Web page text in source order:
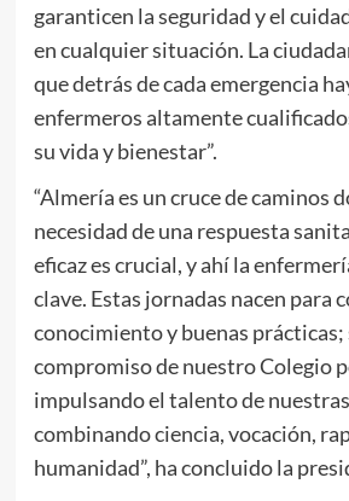
garanticen la seguridad y el
en cualquier situación. La
que detrás de cada emergencia
enfermeros altamente
su vida y bienestar”.
“Almería es un cruce de caminos
necesidad de una respuesta
eficaz es crucial, y ahí la
clave. Estas jornadas nacen para
conocimiento y buenas
compromiso de nuestro Colegio
impulsando el talento de
combinando ciencia, vocación,
humanidad”, ha concluido la